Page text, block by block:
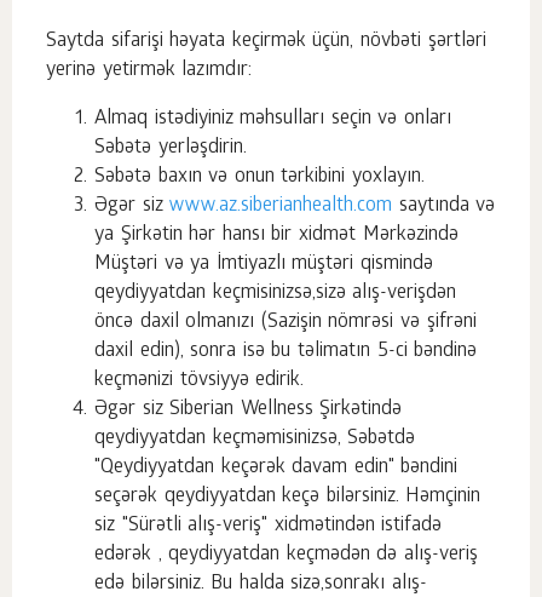
Saytda sifarişi həyata keçirmək üçün, növbəti şərtləri
yerinə yetirmək lazımdır:
Almaq istədiyiniz məhsulları seçin və onları
Səbətə yerləşdirin.
Səbətə baxın və onun tərkibini yoxlayın.
Əgər sizwww.az.siberianhealth.com saytında və
ya Şirkətin hər hansı bir xidmət Mərkəzində
Müştəri və ya İmtiyazlı müştəri qismində
qeydiyyatdan keçmisinizsə,sizə alış-verişdən
öncə daxil olmanızı (Sazişin nömrəsi və şifrəni
daxil edin), sonra isə bu təlimatın 5-ci bəndinə
keçmənizi tövsiyyə edirik.
Əgər siz Siberian Wellness Şirkətində
qeydiyyatdan keçməmisinizsə, Səbətdə
"Qeydiyyatdan keçərək davam edin" bəndini
seçərək qeydiyyatdan keçə bilərsiniz. Həmçinin
siz "Sürətli alış-veriş" xidmətindən istifadə
edərək , qeydiyyatdan keçmədən də alış-veriş
edə bilərsiniz. Bu halda sizə,sonrakı alış-